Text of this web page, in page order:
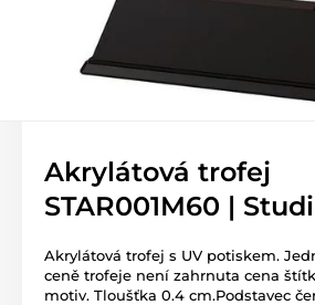
Akrylátová trofej
STAR001M60 |
Akrylátová trofej s UV potiskem.
ceně trofeje není zahrnuta cena
motiv. Tloušťka 0.4 cm.Podstavec